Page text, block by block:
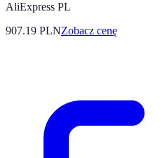
AliExpress PL
907.19 PLNZobacz cenę